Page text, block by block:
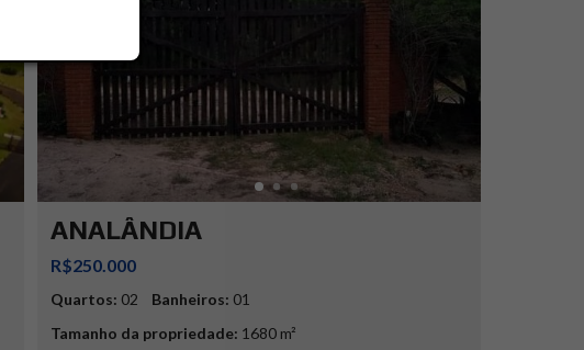
ANALÂNDIA
R$250.000
Quartos: 02 Banheiros: 01
Tamanho da propriedade: 1680 m²